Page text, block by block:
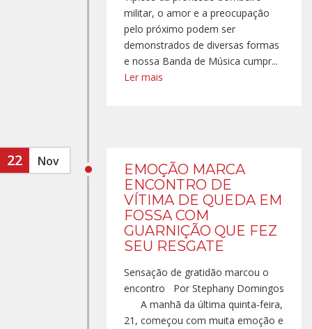
militar, o amor e a preocupação
pelo próximo podem ser
demonstrados de diversas formas
e nossa Banda de Música cumpr...
Ler mais
22 Nov
EMOÇÃO MARCA
ENCONTRO DE
VÍTIMA DE QUEDA EM
FOSSA COM
GUARNIÇÃO QUE FEZ
SEU RESGATE
Sensação de gratidão marcou o
encontro Por Stephany Domingos
A manhã da última quinta-feira,
21, começou com muita emoção e